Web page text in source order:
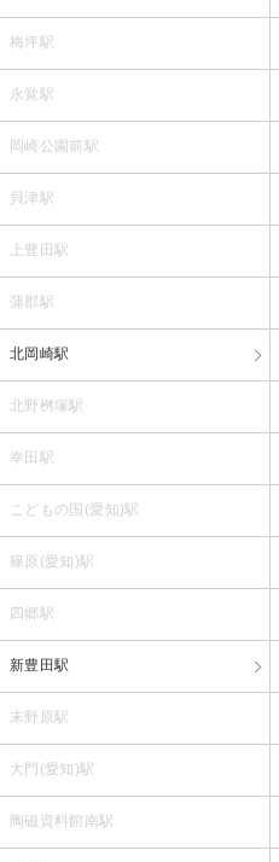
梅坪駅
永覚駅
岡崎公園前駅
貝津駅
上豊田駅
蒲郡駅
北岡崎駅
北野桝塚駅
幸田駅
こどもの国(愛知)駅
篠原(愛知)駅
四郷駅
新豊田駅
末野原駅
大門(愛知)駅
陶磁資料館南駅